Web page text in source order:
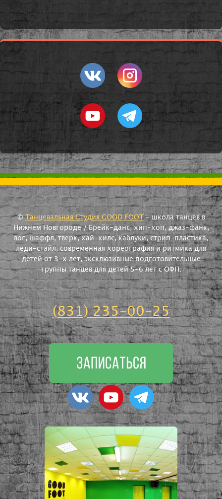
©Танцевальная Студия GOOD FOOT- школа танцев в
Нижнем Новгороде / Брейк-данс, хип-хоп, джаз-фанк,
вог, шаффл, тверк, хай-хилс, каблуки, стрип-пластика,
леди-стайл, современная хореография и ритмика для
детей от 3-х лет, эксклюзивные подготовительные
группы танцев для детей 5-6 лет с ОФП.
(831) 235-00-25